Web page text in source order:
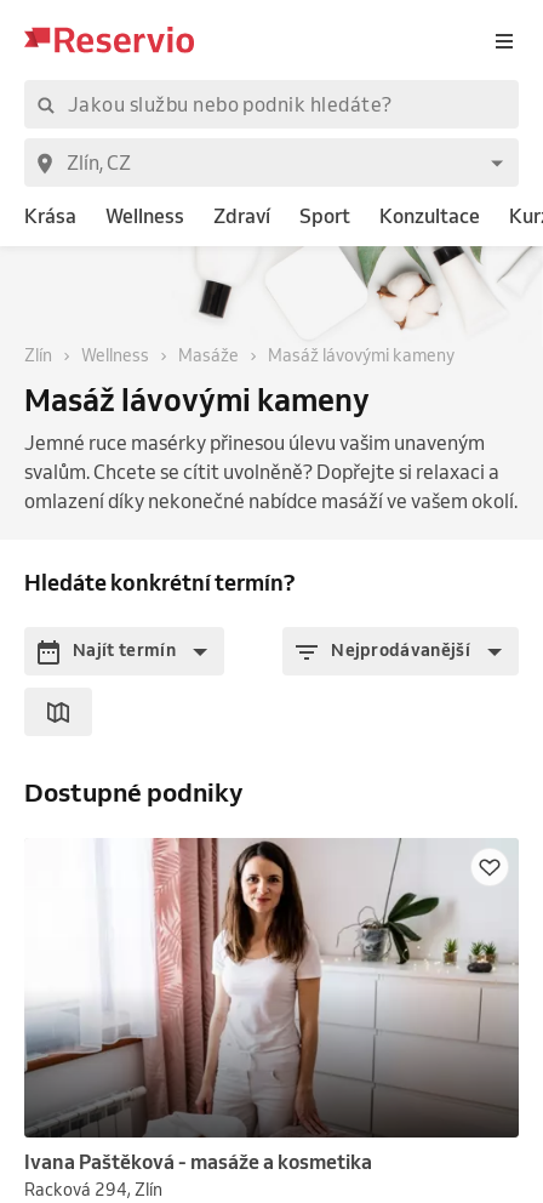
Krása Wellness Zdraví Sport Konzultace
Zlín Wellness Masáže Masáž lávovými kameny
Masáž lávovými kameny
Jemné ruce masérky přinesou úlevu vašim unaveným
svalům. Chcete se cítit uvolněně? Dopřejte si relaxaci a
omlazení díky nekonečné nabídce masáží ve vašem okolí.
Hledáte konkrétní termín?
Najít termín Nejprodávanější
Dostupné podniky
Ivana Paštěková - masáže a kosmetika
Racková 294, Zlín